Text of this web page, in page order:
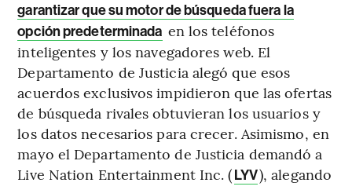
garantizar que su motor de búsqueda fuera la
opción predeterminada en los teléfonos
inteligentes y los navegadores web. El
Departamento de Justicia alegó que esos
acuerdos exclusivos impidieron que las ofertas
de búsqueda rivales obtuvieran los usuarios y
los datos necesarios para crecer. Asimismo, en
mayo el Departamento de Justicia demandó a
Live Nation Entertainment Inc. (LYV), alegando